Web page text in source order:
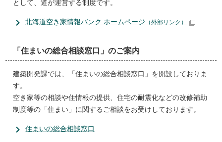
として、道が運営する制度です。
北海道空き家情報バンク ホームページ （外部リンク）
「住まいの総合相談窓口」のご案内
建築開発課では、「住まいの総合相談窓口」を開設しておりま
す。
空き家等の相談や住情報の提供、住宅の耐震化などの改修補助
制度等の「住まい」に関するご相談をお受けしております。
住まいの総合相談窓口